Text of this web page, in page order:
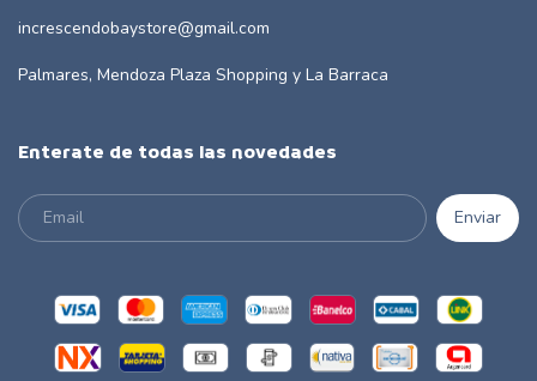
increscendobaystore@gmail.com
Palmares, Mendoza Plaza Shopping y La Barraca
Enterate de todas las novedades